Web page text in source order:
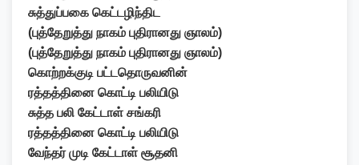
சுத்துப்பகை கெட்டழிந்திட
(புத்தேறுத்து நாகம் புதிரானது ஞாலம்)
(புத்தேறுத்து நாகம் புதிரானது ஞாலம்)
கொற்றக்குடி பட்டதொருவனின்
ரத்தத்தினை கொட்டி பலியிடு
சுத்த பலி கேட்டாள் சங்கரி
ரத்தத்தினை கொட்டி பலியிடு
வேந்தர் முடி கேட்டாள் சூதனி